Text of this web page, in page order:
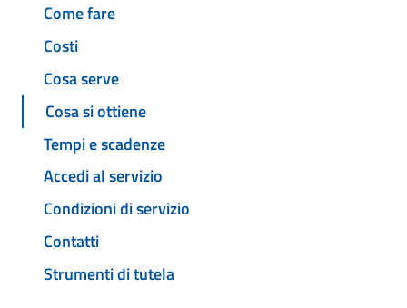
Come fare
Costi
Cosa serve
Cosa si ottiene
Tempi e scadenze
Accedi al servizio
Condizioni di servizio
Contatti
Strumenti di tutela